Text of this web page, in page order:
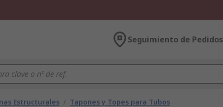
Seguimiento de Pedidos
Estructurales / Tapones y Topes para Tubos